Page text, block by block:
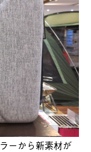
ーから新素材が